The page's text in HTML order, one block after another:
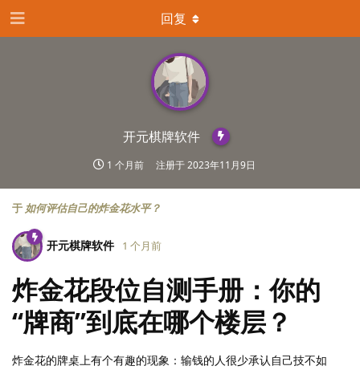
开元棋牌软件
1 个月前 注册于2023年11月9日
回复
于 如何评估自己的炸金花水平？
开元棋牌软件 1 个月前
炸金花段位自测手册：你的
“牌商”到底在哪个楼层？
炸金花的牌桌上有个有趣的现象：输钱的人很少承认自己技不如